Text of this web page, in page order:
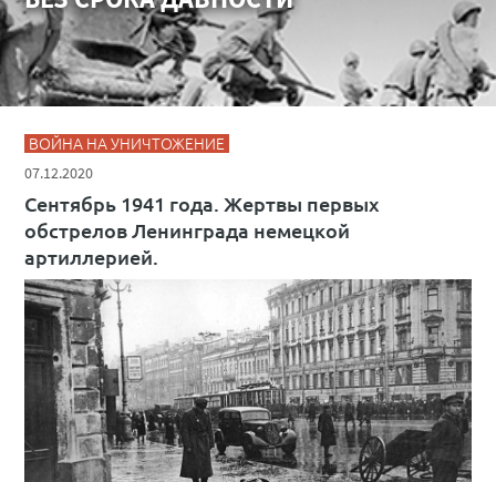
ВОЙНА НА УНИЧТОЖЕНИЕ
07.12.2020
Сентябрь 1941 года. Жертвы первых
обстрелов Ленинграда немецкой
артиллерией.